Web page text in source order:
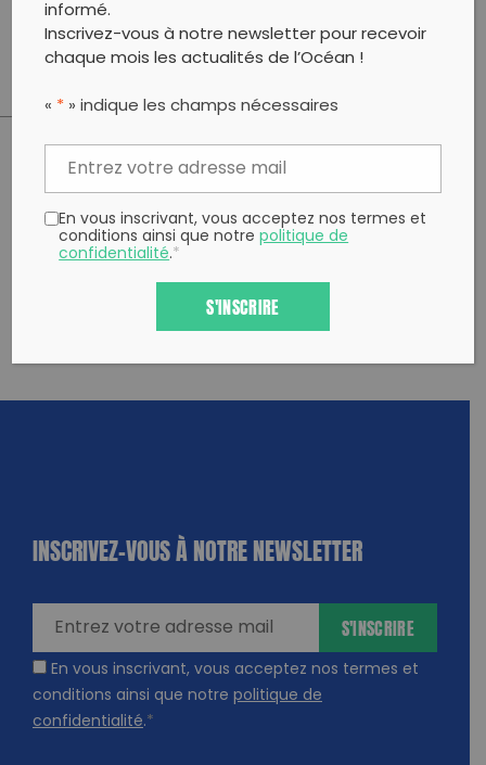
Merci à La Fondation pour la Mer pour son soutien
PARTAGER CET ARTICLE:
Twitterun ami
Copy to clipboard
INSCRIVEZ-VOUS À NOTRE NEWSLETTER
En vous inscrivant, vous acceptez nos termes et
conditions ainsi que notre politique de
confidentialité.*
S'INSCRIRE
informé.
Inscrivez-vous à notre newsletter pour recevoir
chaque mois les actualités de l’Océan !
« * » indique les champs nécessaires
En vous inscrivant, vous acceptez nos termes et
conditions ainsi que notrepolitique de
confidentialité.*
S'INSCRIRE